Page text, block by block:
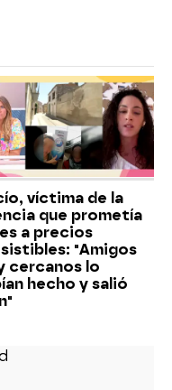
víctima de la
que prometía
a precios
"Amigos
cercanos lo
hecho y salió